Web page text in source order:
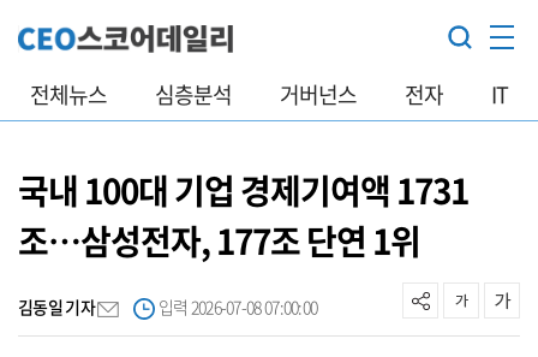
전체뉴스 심층분석 거버넌스 전자 IT
국내 100대 기업 경제기여액 1731
조…삼성전자, 177조 단연 1위
김동일 기자 입력 2026-07-08 07:00:00